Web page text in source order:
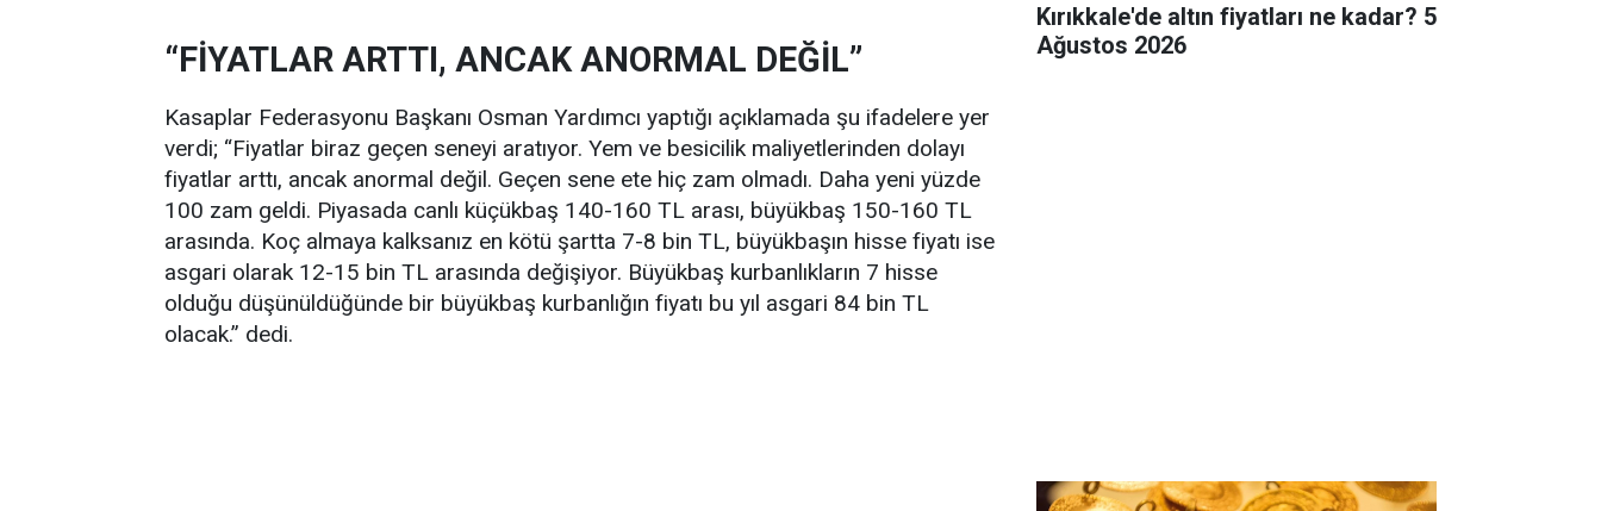
“FİYATLAR ARTTI, ANCAK ANORMAL DEĞİL”
Kasaplar Federasyonu Başkanı Osman Yardımcı yaptığı açıklamada şu ifadelere yer
verdi; “Fiyatlar biraz geçen seneyi aratıyor. Yem ve besicilik maliyetlerinden dolayı
fiyatlar arttı, ancak anormal değil. Geçen sene ete hiç zam olmadı. Daha yeni yüzde
100 zam geldi. Piyasada canlı küçükbaş 140-160 TL arası, büyükbaş 150-160 TL
arasında. Koç almaya kalksanız en kötü şartta 7-8 bin TL, büyükbaşın hisse fiyatı ise
asgari olarak 12-15 bin TL arasında değişiyor. Büyükbaş kurbanlıkların 7 hisse
olduğu düşünüldüğünde bir büyükbaş kurbanlığın fiyatı bu yıl asgari 84 bin TL
olacak.” dedi.
Kırıkkale'de altın fiyatları ne kadar? 5
Ağustos 2026